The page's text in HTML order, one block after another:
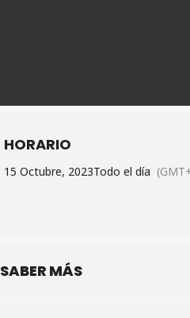
HORARIO
15 Octubre, 2023Todo el día
SABER MÁS